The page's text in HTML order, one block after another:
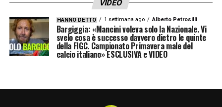
qualità che il club vuole compiere già a
partire dalla prossima stagione.
LA PLAYLIST DELLE NOSTRE TOP NEWS
VIDEO
HANNO DETTO 1 settimana ago Alberto Petrosilli
Bargiggia: «Mancini voleva solo la Nazionale. Vi
svelo cosa è successo davvero dietro le quinte
della FIGC. Campionato Primavera male del
calcio italiano» ESCLUSIVA e VIDEO